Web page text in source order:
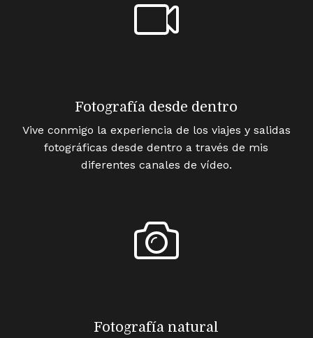
Fotografía desde dentro
Vive conmigo la experiencia de los viajes y salidas
fotográficas desde dentro a través de mis
diferentes canales de vídeo.
Fotografía natural